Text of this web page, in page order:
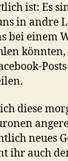
ist: Es
in andre
bei einem
diese
neues
ihr auch